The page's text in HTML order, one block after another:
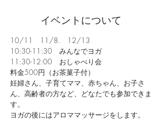
イベントについて
10/11　11/8.　12/13
10:30-11:30　みんなでヨガ
11:30-12:00　おしゃべり会
料金500円（お茶菓子付）
妊婦さん、子育てママ、赤ちゃん、お子さ
ん、高齢者の方など、どなたでも参加できま
す。
ヨガの後にはアロママッサージをします。